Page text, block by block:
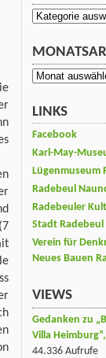
Themen
Monatsarchiv
LINKS
Facebook
Karl-May-
Lügenmuseum
Radebeul
Radebeuler
Stadt Radebeul
Verein für
Neues Bauen
VIEWS
Gedanken zu
Villa
44.336 Aufrufe